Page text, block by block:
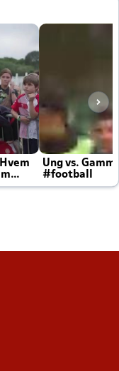
Ung vs.
#football